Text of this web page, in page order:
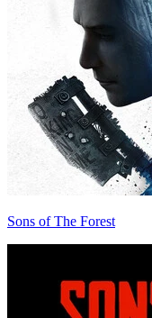
Sons of The Forest